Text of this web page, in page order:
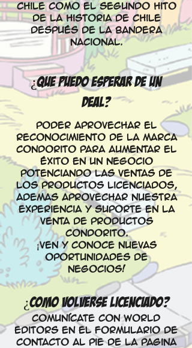
Chile como el segundo hito
de la historia de Chile
después de la Bandera
nacional.
¿QUe PUEDO ESPERAR DE UN
DEAL?
Poder aprovechar el
reconocimiento de la marca
Condorito para aumentar el
éxito en un negocio
potenciando las ventas de
los productos licenciados,
ademas aprovechar nuestra
experiencia y suporte en la
venta de productos
Condorito.
¡Ven y conoce nuevas
oportunidades de
negocios!
¿CoMO VOLVERSE LICENCIADO?
Comunícate con World
Editors en el formulario de
contacto al pie de la pagina